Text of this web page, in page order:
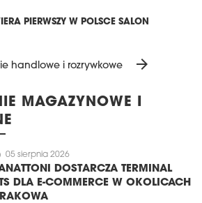
PIERWSZY W POLSCE SALON
handlowe i rozrywkowe arrow_forward
MAGAZYNOWE I
05 sierpnia 2026
DOSTARCZA TERMINAL
DLA E-COMMERCE W OKOLICACH